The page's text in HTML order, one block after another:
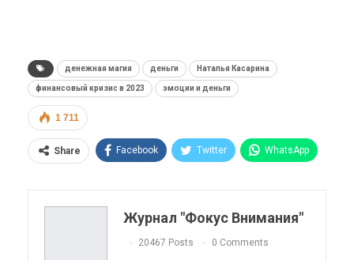
денежная магия деньги Наталья Касарина
финансовый кризис в 2023 эмоции и деньги
1 711
Share Facebook Twitter WhatsApp
Telegram VK Viber
Linkedin Tumblr
Журнал "Фокус Внимания"
20467 Posts 0 Comments